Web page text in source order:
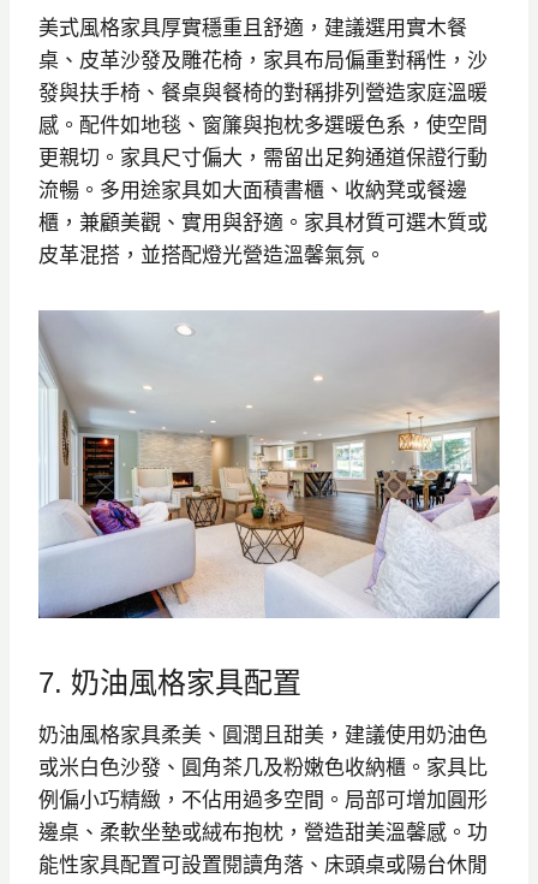
美式風格家具厚實穩重且舒適，建議選用實木餐
桌、皮革沙發及雕花椅，家具布局偏重對稱性，沙
發與扶手椅、餐桌與餐椅的對稱排列營造家庭溫暖
感。配件如地毯、窗簾與抱枕多選暖色系，使空間
更親切。家具尺寸偏大，需留出足夠通道保證行動
流暢。多用途家具如大面積書櫃、收納凳或餐邊
櫃，兼顧美觀、實用與舒適。家具材質可選木質或
皮革混搭，並搭配燈光營造溫馨氣氛。
7. 奶油風格家具配置
奶油風格家具柔美、圓潤且甜美，建議使用奶油色
或米白色沙發、圓角茶几及粉嫩色收納櫃。家具比
例偏小巧精緻，不佔用過多空間。局部可增加圓形
邊桌、柔軟坐墊或絨布抱枕，營造甜美溫馨感。功
能性家具配置可設置閱讀角落、床頭桌或陽台休閒